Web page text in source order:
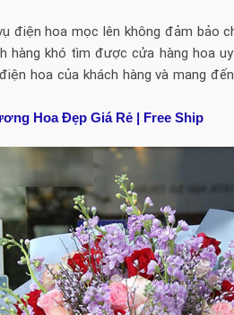
điện hoa mọc lên không đảm bảo
hàng khó tìm được cửa hàng hoa
hoa của khách hàng và mang
Hoa Đẹp Giá Rẻ | Free Ship